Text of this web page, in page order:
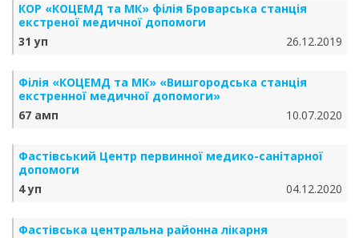
КОР «КОЦЕМД та МК» філія Броварська станція
екстреної медичної допомоги
31 уп
26.12.2019
Філія «КОЦЕМД та МК» «Вишгородська станція
екстренної медичної допомоги»
67 амп
10.07.2020
Фастівський Центр первинної медико-санітарної
допомоги
4 уп
04.12.2020
Фастівська центральна районна лікарня